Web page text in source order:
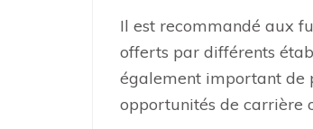
Il est recommandé aux
offerts par différents
également important de
opportunités de carrière